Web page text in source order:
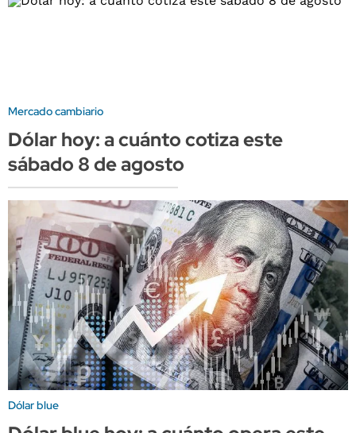
Mercado cambiario
Dólar hoy: a cuánto cotiza este
sábado 8 de agosto
Dólar blue